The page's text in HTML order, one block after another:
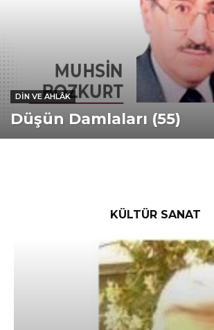
DIN VE AHLÂK
Düşün Damlaları (55)
KÜLTÜR SANAT